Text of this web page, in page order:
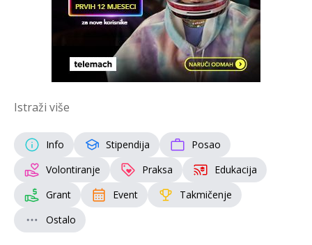
Istraži više
Info Stipendija
Posao
Volontiranje
Praksa
Edukacija
Grant
Event
Takmičenje
Ostalo